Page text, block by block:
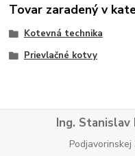
Tovar zaradený v
Kotevná technika
Prievlačné kotvy
Ing.